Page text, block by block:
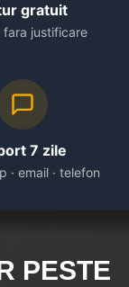
gratuit
fara justificare
7 zile
· email · telefon
PESTE